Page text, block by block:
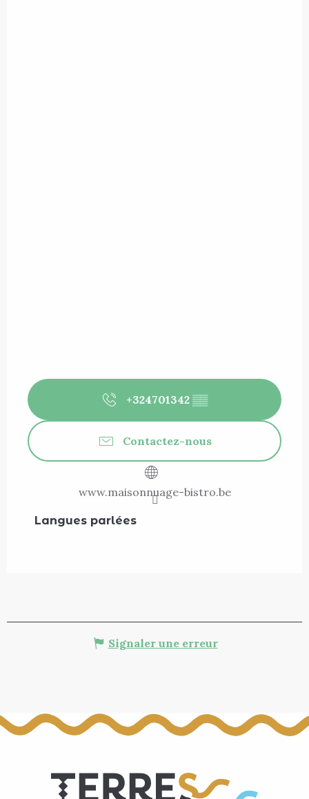
+324701342 ▒▒
Contactez-nous
www.maisonnuage-bistro.be
Langues parlées
Langues parlées
Signaler une erreur